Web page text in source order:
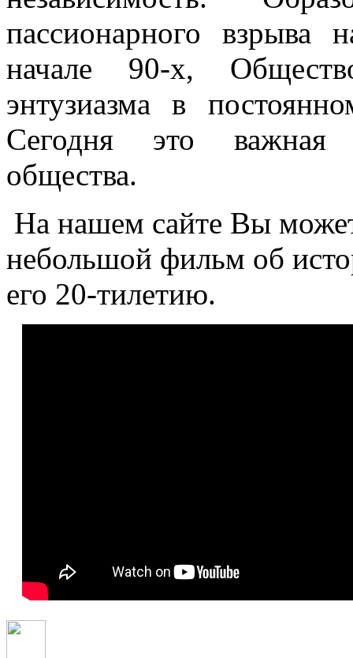
пассионарного
начале 90-х,
энтузиазма в
Сегодня это важная
общества.
На нашем сайте Вы
небольшой фильм об
его 20-тилетию.